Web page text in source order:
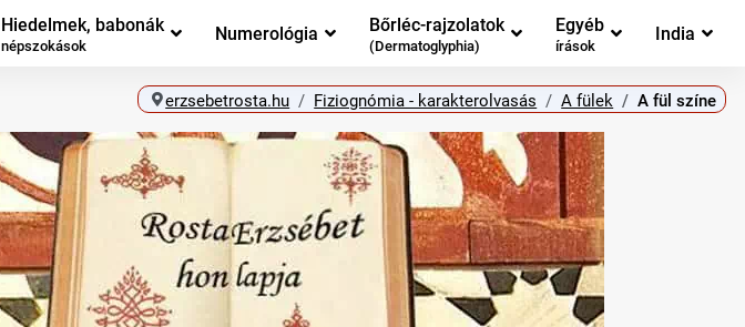
Hiedelmek, babonák
népszokások
Numerológia Bőrléc-rajzolatok
(Dermatoglyphia)
Egyéb
írások
India
erzsebetrosta.hu Fiziognómia - karakterolvasás A fülek A fül színe